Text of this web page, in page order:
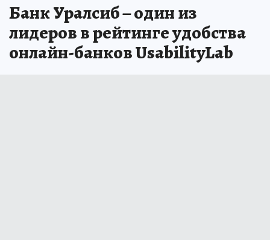
Банк Уралсиб – один из
лидеров в рейтинге удобства
онлайн-банков UsabilityLab